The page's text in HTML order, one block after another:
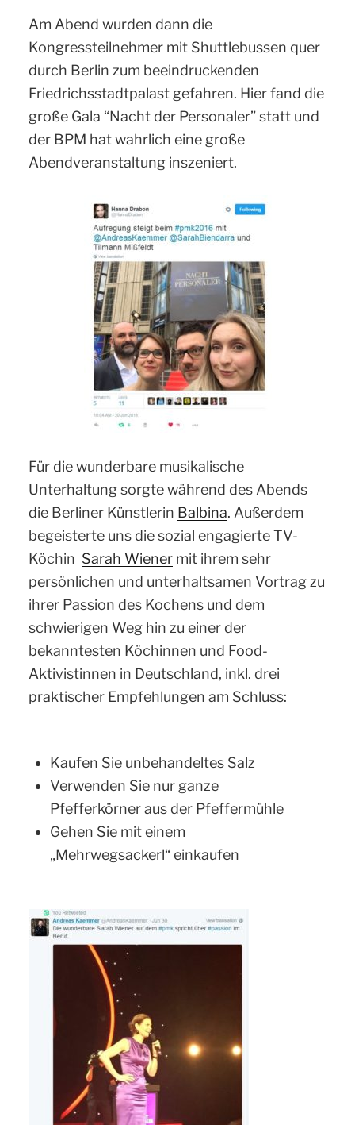
Am Abend wurden dann die
Kongressteilnehmer mit Shuttlebussen quer
durch Berlin zum beeindruckenden
Friedrichsstadtpalast gefahren. Hier fand die
große Gala “Nacht der Personaler” statt und
der BPM hat wahrlich eine große
Abendveranstaltung inszeniert.
Für die wunderbare musikalische
Unterhaltung sorgte während des Abends
die Berliner Künstlerin Balbina. Außerdem
begeisterte uns die sozial engagierte TV-
Köchin Sarah Wiener mit ihrem sehr
persönlichen und unterhaltsamen Vortrag zu
ihrer Passion des Kochens und dem
schwierigen Weg hin zu einer der
bekanntesten Köchinnen und Food-
Aktivistinnen in Deutschland, inkl. drei
praktischer Empfehlungen am Schluss:
Kaufen Sie unbehandeltes Salz
Verwenden Sie nur ganze
Pfefferkörner aus der Pfeffermühle
Gehen Sie mit einem
„Mehrwegsackerl“ einkaufen